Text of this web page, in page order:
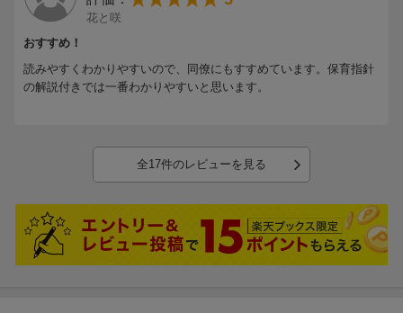
花と咲
おすすめ！
読みやすくわかりやすいので、同僚にもすすめています。保育指針
の解説付きでは一番わかりやすいと思います。
全17件のレビューを見る